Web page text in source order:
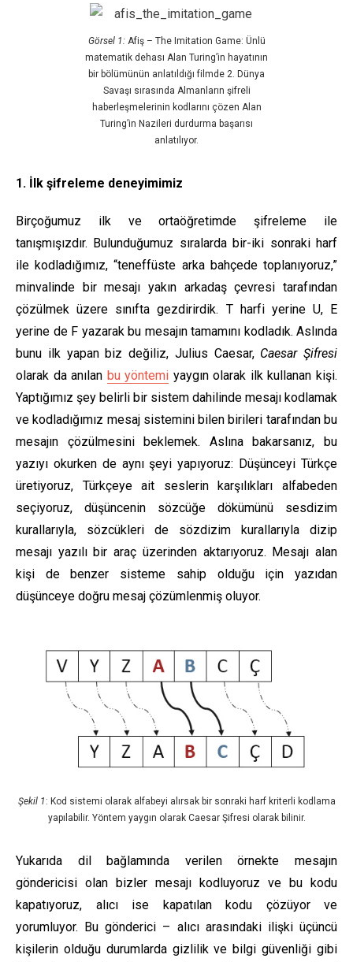
Görsel 1:Afiş – The Imitation Game: Ünlü
matematik dehası Alan Turing’in hayatının
bir bölümünün anlatıldığı filmde 2. Dünya
Savaşı sırasında Almanların şifreli
haberleşmelerinin kodlarını çözen Alan
Turing’in Nazileri durdurma başarısı
anlatılıyor.
1. İlk şifreleme deneyimimiz
Birçoğumuz ilk ve ortaöğretimde şifreleme ile
tanışmışızdır. Bulunduğumuz sıralarda bir-iki sonraki harf
ile kodladığımız, “teneffüste arka bahçede toplanıyoruz,”
minvalinde bir mesajı yakın arkadaş çevresi tarafından
çözülmek üzere sınıfta gezdirirdik. T harfi yerine U, E
yerine de F yazarak bu mesajın tamamını kodladık. Aslında
bunu ilk yapan biz değiliz, Julius Caesar, Caesar Şifresi
olarak da anılan bu yöntemi yaygın olarak ilk kullanan kişi.
Yaptığımız şey belirli bir sistem dahilinde mesajı kodlamak
ve kodladığımız mesaj sistemini bilen birileri tarafından bu
mesajın çözülmesini beklemek. Aslına bakarsanız, bu
yazıyı okurken de aynı şeyi yapıyoruz: Düşünceyi Türkçe
üretiyoruz, Türkçeye ait seslerin karşılıkları alfabeden
seçiyoruz, düşüncenin sözcüğe dökümünü sesdizim
kurallarıyla, sözcükleri de sözdizim kurallarıyla dizip
mesajı yazılı bir araç üzerinden aktarıyoruz. Mesajı alan
kişi de benzer sisteme sahip olduğu için yazıdan
düşünceye doğru mesaj çözümlenmiş oluyor.
Şekil 1 : Kod sistemi olarak alfabeyi alırsak bir sonraki harf kriterli kodlama
yapılabilir. Yöntem yaygın olarak Caesar Şifresi olarak bilinir.
Yukarıda dil bağlamında verilen örnekte mesajın
göndericisi olan bizler mesajı kodluyoruz ve bu kodu
kapatıyoruz, alıcı ise kapatılan kodu çözüyor ve
yorumluyor. Bu gönderici – alıcı arasındaki ilişki üçüncü
kişilerin olduğu durumlarda gizlilik ve bilgi güvenliği gibi